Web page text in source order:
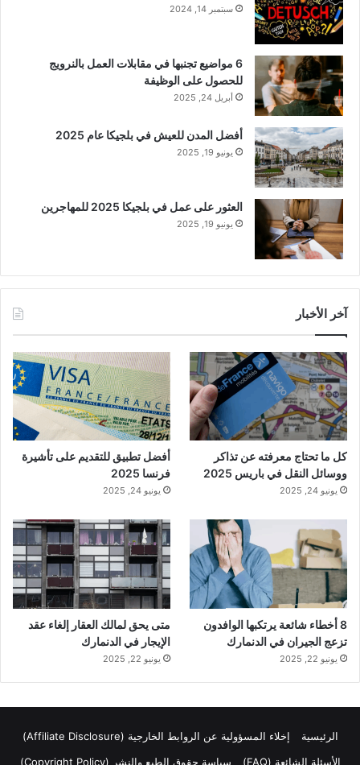
سبتمبر 14, 2024
6 مواضيع تجنبها في مقابلات العمل بالنرويج
للحصول على الوظيفة
أبريل 24, 2025
أفضل المدن للعيش في بلجيكا عام 2025
يونيو 19, 2025
العثور على عمل في بلجيكا 2025 للمهاجرين
يونيو 19, 2025
آخر الأخبار
كل ما تحتاج معرفته عن تذاكر
ووسائل النقل في باريس 2025
يونيو 24, 2025
أفضل تطبيق للتقديم على تأشيرة
فرنسا 2025
يونيو 24, 2025
8 أخطاء شائعة يرتكبها الوافدون
تزعج الجيران في الدنمارك
يونيو 22, 2025
متى يحق لمالك العقار إلغاء عقد
الإيجار في الدنمارك
يونيو 22, 2025
الرئيسية
إخلاء المسؤولية عن الروابط الخارجية (Affiliate Disclosure)
الأسئلة الشائعة (FAQ)
سياسة حقوق الطبع والنشر (Copyright Policy)